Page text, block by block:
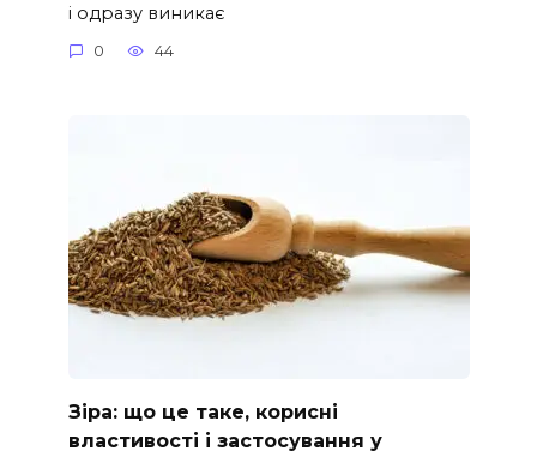
і одразу виникає
0 44
Зіра: що це таке, корисні
властивості і застосування у